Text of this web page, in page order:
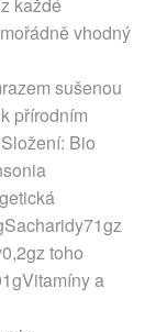
vhodný
sušenou
přírodním
Bio
toho
a